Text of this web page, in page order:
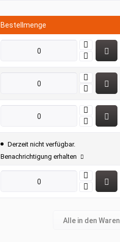
Bestellmenge
Derzeit nicht verfügbar.
Benachrichtigung erhalten
Alle in den